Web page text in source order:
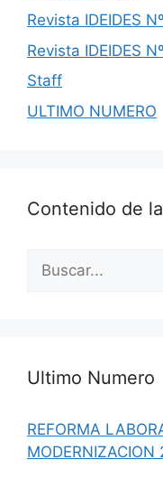
Revista IDEIDES
Revista IDEIDES
Staff
ULTIMO NUMERO
Contenido de
Ultimo Numero
REFORMA